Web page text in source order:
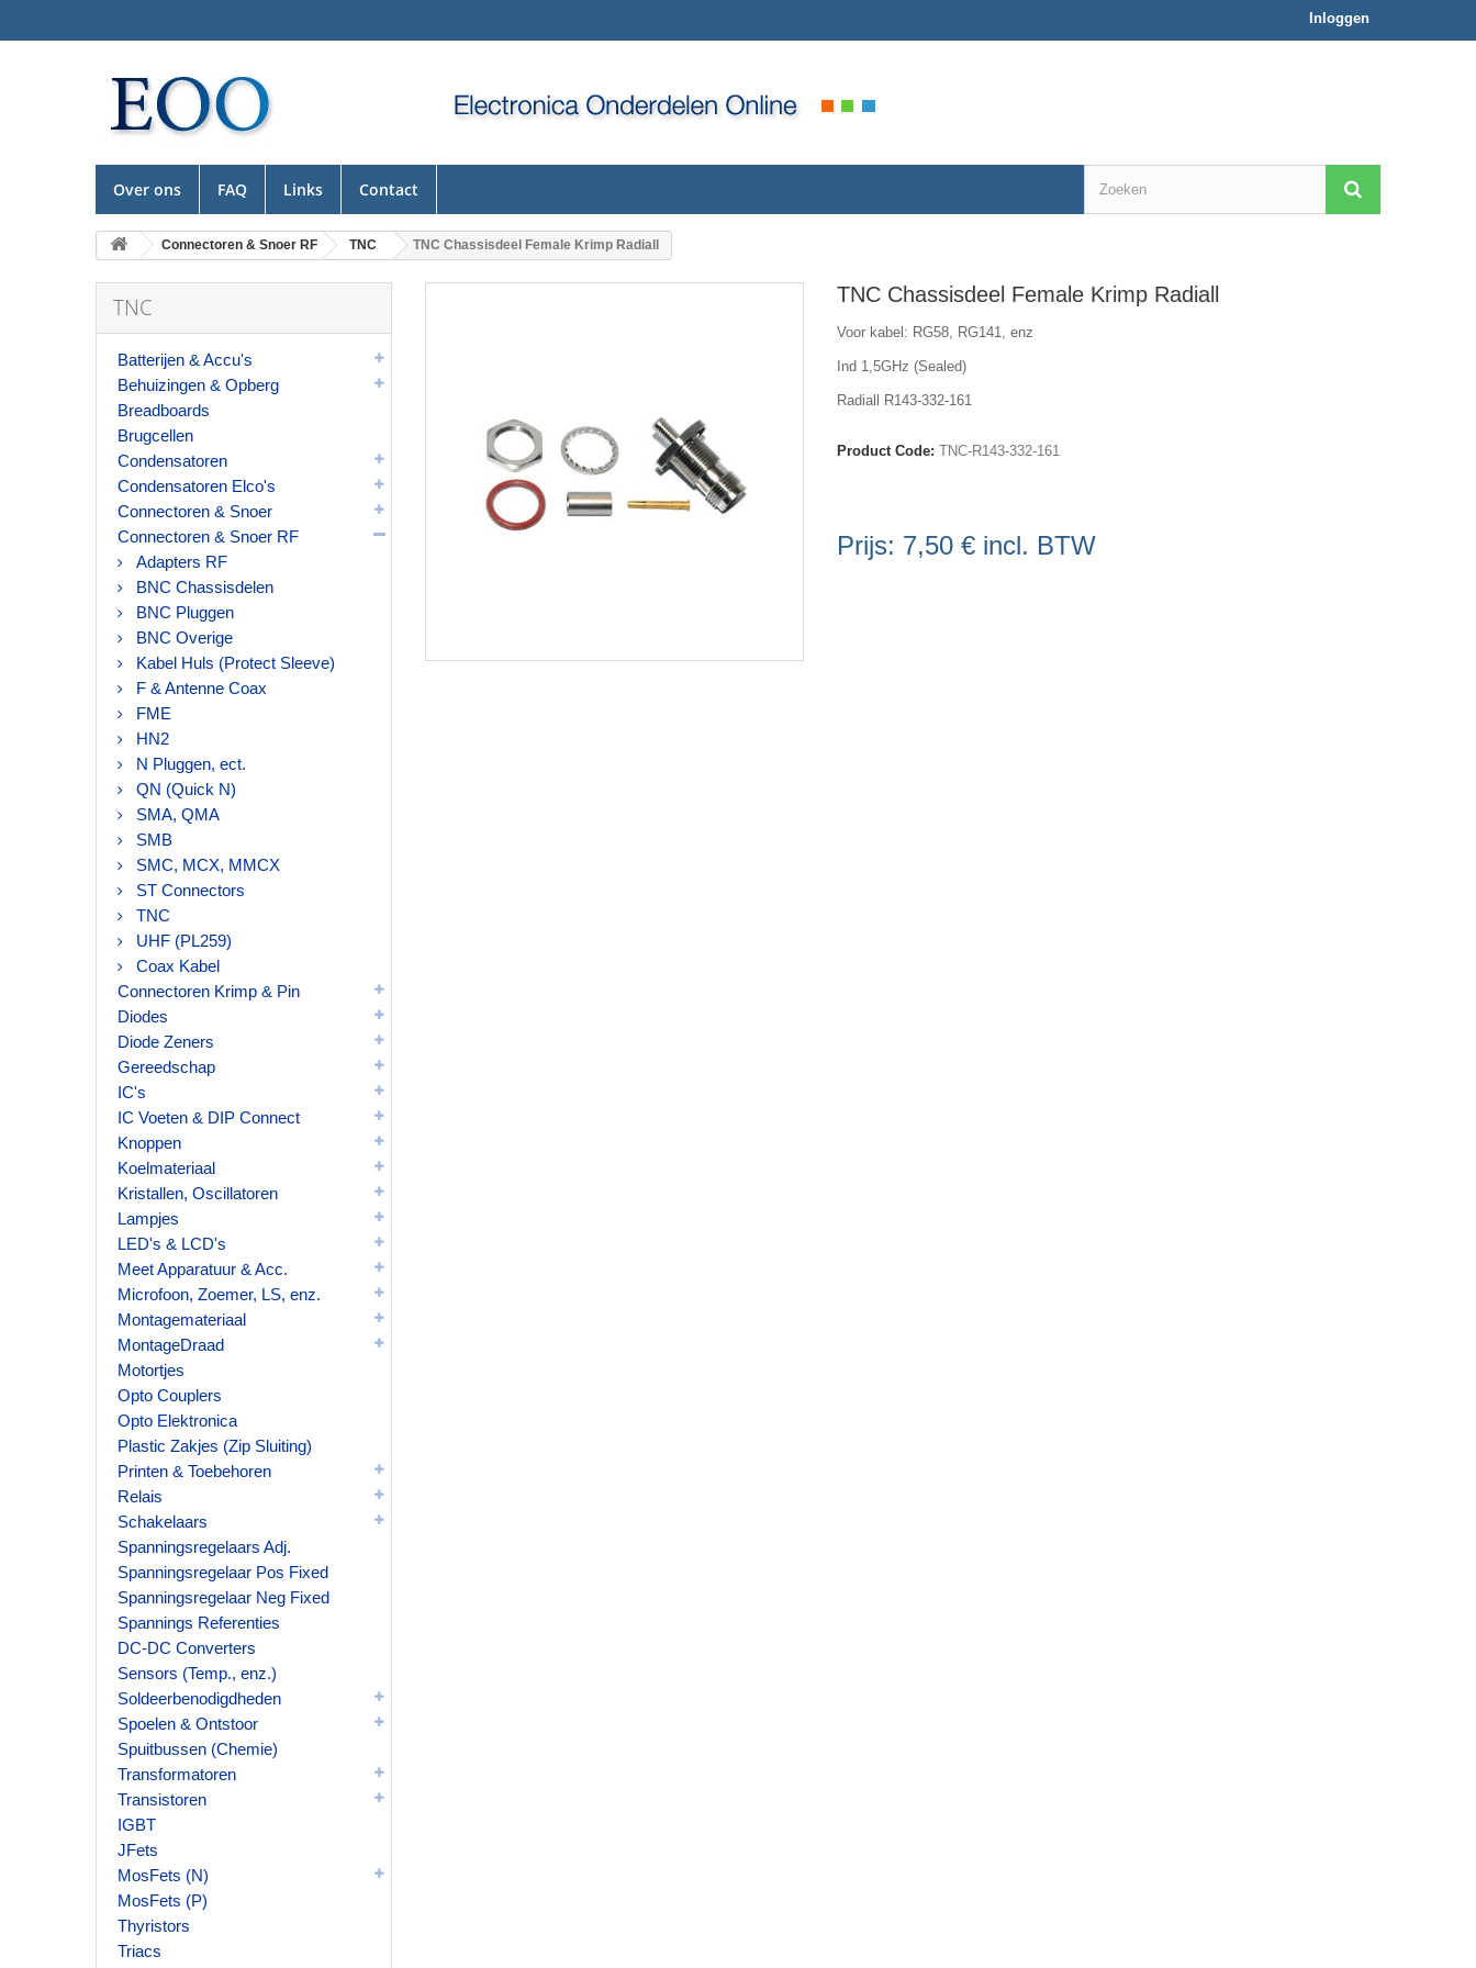
Inloggen
Over ons FAQ Links Contact
Connectoren & Snoer RF TNC TNC Chassisdeel Female Krimp Radiall
TNC
Batterijen & Accu's
Behuizingen & Opberg
Breadboards
Brugcellen
Condensatoren
Condensatoren Elco's
Connectoren & Snoer
Connectoren & Snoer RF
Adapters RF
BNC Chassisdelen
BNC Pluggen
BNC Overige
Kabel Huls (Protect Sleeve)
F & Antenne Coax
FME
HN2
N Pluggen, ect.
QN (Quick N)
SMA, QMA
SMB
SMC, MCX, MMCX
ST Connectors
TNC
UHF (PL259)
Coax Kabel
Connectoren Krimp & Pin
Diodes
Diode Zeners
Gereedschap
IC's
IC Voeten & DIP Connect
Knoppen
Koelmateriaal
Kristallen, Oscillatoren
Lampjes
LED's & LCD's
Meet Apparatuur & Acc.
Microfoon, Zoemer, LS, enz.
Montagemateriaal
MontageDraad
Motortjes
Opto Couplers
Opto Elektronica
Plastic Zakjes (Zip Sluiting)
Printen & Toebehoren
Relais
Schakelaars
Spanningsregelaars Adj.
Spanningsregelaar Pos Fixed
Spanningsregelaar Neg Fixed
Spannings Referenties
DC-DC Converters
Sensors (Temp., enz.)
Soldeerbenodigdheden
Spoelen & Ontstoor
Spuitbussen (Chemie)
Transformatoren
Transistoren
IGBT
JFets
MosFets (N)
MosFets (P)
Thyristors
Triacs
TNC Chassisdeel Female Krimp Radiall
Voor kabel: RG58, RG141, enz
Ind 1,5GHz (Sealed)
Radiall R143-332-161
Product Code: TNC-R143-332-161
Prijs: 7,50 € incl. BTW